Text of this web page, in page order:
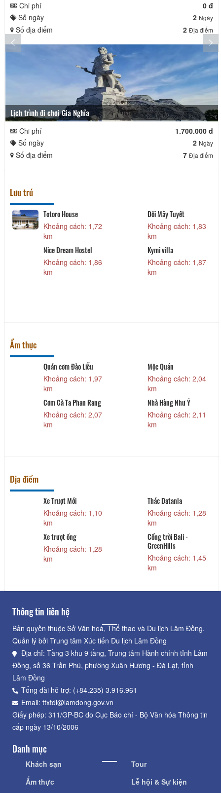
Chi phí
0 đ
Số ngày
2 Ngày
Số địa điểm 2 Địa điểm
Lịch trình đi chơi Gia Nghĩa
Chi phí
1.700.000 đ
Số ngày
2 Ngày
Số địa điểm 7 Địa điểm
Lưu trú
Totoro House
Khoảng cách: 1,72
km
Đồi Mây Tuyết
Khoảng cách: 1,83
km
Nice Dream Hostel
Khoảng cách: 1,86
km
Kymi villa
Khoảng cách: 1,87
km
Ẩm thực
Quán cơm Đào Liễu
Khoảng cách: 1,97
km
Mộc Quán
Khoảng cách: 2,04
km
Cơm Gà Ta Phan Rang
Khoảng cách: 2,07
km
Nhà Hàng Như Ý
Khoảng cách: 2,11
km
Địa điểm
Xe Trượt Mới
Khoảng cách: 1,10
km
Thác Datanla
Khoảng cách: 1,28
km
Xe trượt ống
Khoảng cách: 1,28
km
Cổng trời Bali -
GreenHills
Khoảng cách: 1,45
km
Thông tin liên hệ
Bản quyền thuộc Sở Văn hoá, Thể thao và Du lịch Lâm Đồng.
Quản lý bởi Trung tâm Xúc tiến Du lịch Lâm Đồng
Địa chỉ: Tầng 3 khu 9 tầng, Trung tâm Hành chính tỉnh Lâm
Đồng, số 36 Trần Phú, phường Xuân Hương - Đà Lạt, tỉnh
Lâm Đồng
Tổng đài hỗ trợ: (+84.235) 3.916.961
Email: ttxtdl@lamdong.gov.vn
Giấy phép: 311/GP-BC do Cục Báo chí - Bộ Văn hóa Thông tin
cấp ngày 13/10/2006
Danh mục
Khách sạn
Ẩm thực
Tour
Lễ hội & Sự kiện